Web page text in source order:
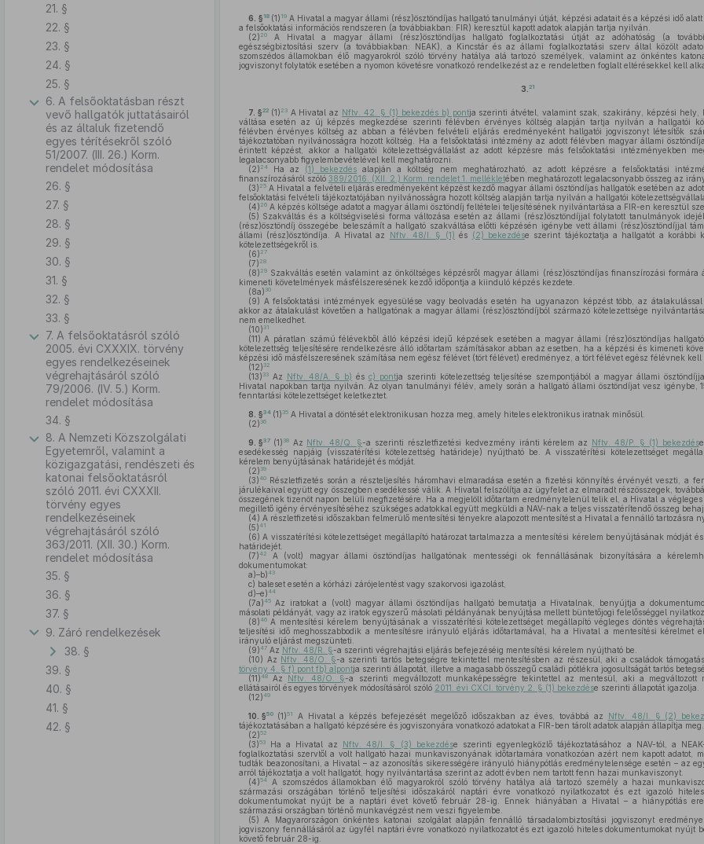
21. §
22. §
23. §
24. §
25. §
6. A felsőoktatásban részt
vevő hallgatók juttatásairól
és az általuk fizetendő
egyes térítésekről szóló
51/2007. (III. 26.) Korm.
rendelet módosítása
26. §
27. §
28. §
29. §
30. §
31. §
32. §
33. §
7. A felsőoktatásról szóló
2005. évi CXXXIX. törvény
egyes rendelkezéseinek
végrehajtásáról szóló
79/2006. (IV. 5.) Korm.
rendelet módosítása
34. §
8. A Nemzeti Közszolgálati
Egyetemről, valamint a
közigazgatási, rendészeti és
katonai felsőoktatásról
szóló 2011. évi CXXXII.
törvény egyes
rendelkezéseinek
végrehajtásáról szóló
363/2011. (XII. 30.) Korm.
rendelet módosítása
35. §
36. §
37. §
9. Záró rendelkezések
38. §
39. §
40. §
41. §
42. §
6. § 18 (1) 19A Hivatal a magyar állami (rész)ösztöndíjas hallgató tanulmányi útját, képzési adatait és a képzési idő
a felsőoktatási információs rendszeren (a továbbiakban: FIR) keresztül kapott adatok alapján tartja nyilván.
(2) 20A Hivatal a magyar állami (rész)ösztöndíjas hallgató foglalkoztatási útját az adóhatóság (a
egészségbiztosítási szerv (a továbbiakban: NEAK), a Kincstár és az állami foglalkoztatási szerv által közölt
szomszédos államokban élő magyarokról szóló törvény hatálya alá tartozó személyek, valamint az önkéntes
jogviszonyt folytatók esetében a nyomon követésre vonatkozó rendelkezést az e rendeletben foglalt eltérésekkel kell
3.21
7. §22 (1) 23A Hivatal az Nftv. 42. § (1) bekezdés b) pontja szerinti átvétel, valamint szak, szakirány, képzési hely,
váltása esetén az új képzés megkezdése szerinti félévben érvényes költség alapján tartja nyilván a hallgatói
félévben érvényes költség az abban a félévben felvételi eljárás eredményeként hallgatói jogviszonyt létesítők
tájékoztatóban nyilvánosságra hozott költség. Ha a felsőoktatási intézmény az adott félévben magyar állami
érintett képzést, akkor a hallgatói kötelezettségvállalást az adott képzésre más felsőoktatási intézményekben
legalacsonyabb figyelembevételével kell meghatározni.
(2) 24Ha az (1) bekezdés alapján a költség nem meghatározható, az adott képzésre a felsőoktatási
finanszírozásáról szóló 389/2016. (XII. 2.) Korm. rendelet 1. mellékletében meghatározott legalacsonyabb összeg az
(3) 25A Hivatal a felvételi eljárás eredményeként képzést kezdő magyar állami ösztöndíjas hallgatók esetében az
felsőoktatási felvételi tájékoztatójában nyilvánosságra hozott költség alapján tartja nyilván a hallgatói
(4) 26A képzés költsége adatot a magyar állami ösztöndíj feltételei teljesítésének nyilvántartása a FIR-en keresztül
(5) Szakváltás és a költségviselési forma változása esetén az állami (rész)ösztöndíjjal folytatott tanulmányok
(rész)ösztöndíj összegébe beleszámít a hallgató szakváltása előtti képzésén igénybe vett állami (rész)ösztöndíjjal
állami (rész)ösztöndíja. A Hivatal az
Nftv. 48/I. § (1) és (2) bekezdése szerint tájékoztatja a hallgatót a korábbi
kötelezettségekről is.
(6) 27
(7) 28
(8) 29Szakváltás esetén valamint az önköltséges képzésről magyar állami (rész)ösztöndíjas finanszírozási formára
kimeneti követelmények másfélszeresének kezdő időpontja a kiinduló képzés kezdete.
(8a) 30
(9) A felsőoktatási intézmények egyesülése vagy beolvadás esetén ha ugyanazon képzést több, az
akkor az átalakulást követően a hallgatónak a magyar állami (rész)ösztöndíjból származó kötelezettsége
nem emelkedhet.
(10) 31
(11) A páratlan számú félévekből álló képzési idejű képzések esetében a magyar állami (rész)ösztöndíjas
kötelezettség teljesítésére rendelkezésre álló időtartam számításakor abban az esetben, ha a képzési és kimeneti
képzési idő másfélszeresének számítása nem egész félévet (tört félévet) eredményez, a tört félévet egész félévnek kell
(12) 32
(13) 33Az Nftv. 48/A. § b) és c) pontja szerinti kötelezettség teljesítése szempontjából a magyar állami
Hivatal napokban tartja nyilván. Az olyan tanulmányi félév, amely során a hallgató állami ösztöndíjat vesz igénybe,
fenntartási kötelezettséget keletkeztet.
8. §34 (1) 35A Hivatal a döntését elektronikusan hozza meg, amely hiteles elektronikus iratnak minősül.
(2) 36
9. §37 (1) 38Az Nftv. 48/Q. §-a szerinti részletfizetési kedvezmény iránti kérelem az Nftv. 48/P. § (1) bekezdés
esedékesség napjáig (visszatérítési kötelezettség határideje) nyújtható be. A visszatérítési kötelezettséget
kérelem benyújtásának határidejét és módját.
(2) 39
(3)40Részletfizetés során a részteljesítés háromhavi elmaradása esetén a fizetési könnyítés érvényét veszti, a
járulékaival együtt egy összegben esedékessé válik. A Hivatal felszólítja az ügyfelet az elmaradt részösszegek,
összegének tizenöt napon belüli megfizetésére. Ha a megjelölt időtartam eredménytelenül telik el, a Hivatal a
megillető igény érvényesítéséhez szükséges adatokkal együtt megküldi a NAV-nak a teljes visszatérítendő összeg
(4) A részletfizetési időszakban felmerülő mentesítési tényekre alapozott mentesítést a Hivatal a fennálló tartozásra
(5)41
(6) A visszatérítési kötelezettséget megállapító határozat tartalmazza a mentesítési kérelem benyújtásának módját
határidejét.
(7)42
A (volt) magyar állami ösztöndíjas hallgatónak mentességi ok fennállásának bizonyítására a
dokumentumokat:
a)–b)43
c) baleset esetén a kórházi zárójelentést vagy szakorvosi igazolást,
d)–e)44
(7a)45Az iratokat a (volt) magyar állami ösztöndíjas hallgató bemutatja a Hivatalnak, benyújtja a
másolati példányát, vagy az iratok egyszerű másolati példányának benyújtása mellett büntetőjogi felelősséggel
(8)46A mentesítési kérelem benyújtásának a visszatérítési kötelezettséget megállapító végleges döntés
teljesítési idő meghosszabbodik a mentesítésre irányuló eljárás időtartamával, ha a Hivatal a mentesítési kérelmet
irányuló eljárást megszünteti.
(9)47Az Nftv. 48/R. §-a szerinti végrehajtási eljárás befejezéséig mentesítési kérelem nyújtható be.
(10) Az Nftv. 48/O. §-a szerinti tartós betegségre tekintettel mentesítésben az részesül, aki a családok
törvény 4. § f) pont fb) alpontja szerinti állapotát, illetve a magasabb összegű családi pótlékra jogosultságát tartós
(11)48Az Nftv. 48/O. §-a szerinti megváltozott munkaképességre tekintettel az mentesül, aki a megváltozott
ellátásairól és egyes törvények módosításáról szóló 2011. évi CXCI. törvény 2. § (1) bekezdése szerinti állapotát igazolja.
(12)49
10. §50 (1)51 A Hivatal a képzés befejezését megelőző időszakban az éves, továbbá az Nftv. 48/I. § (2)
tájékoztatásában a hallgató képzésére és jogviszonyára vonatkozó adatokat a FIR-ben tárolt adatok alapján állapítja meg.
(2)52
(3)53Ha a Hivatal az Nftv. 48/I. § (3) bekezdése szerinti egyenlegközlő tájékoztatásához a NAV-tól, a
foglalkoztatási szervtől a volt hallgató hazai munkaviszonyának időtartamára vonatkozóan azért nem kapott adatot,
tudták beazonosítani, a Hivatal – az azonosítás sikerességére irányuló hiánypótlás eredménytelensége esetén – az
arról tájékoztatja a volt hallgatót, hogy nyilvántartása szerint az adott évben nem tartott fenn hazai munkaviszonyt.
(4)54A szomszédos államokban élő magyarokról szóló törvény hatálya alá tartozó személy a hazai
származási országában történő teljesítési időszakáról naptári évre vonatkozó nyilatkozatot és ezt igazoló
dokumentumokat nyújt be a naptári évet követő február 28-ig. Ennek hiányában a Hivatal – a hiánypótlás
származási országban történő munkavégzést nem veszi figyelembe.
(5) A Magyarországon önkéntes katonai szolgálat alapján fennálló társadalombiztosítási jogviszonyt
jogviszony fennállásáról az ügyfél naptári évre vonatkozó nyilatkozatot és ezt igazoló hiteles dokumentumokat nyújt
követő február 28-ig.